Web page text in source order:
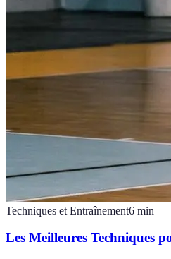
Techniques et Entraînement6 min
Les Meilleures Techniques